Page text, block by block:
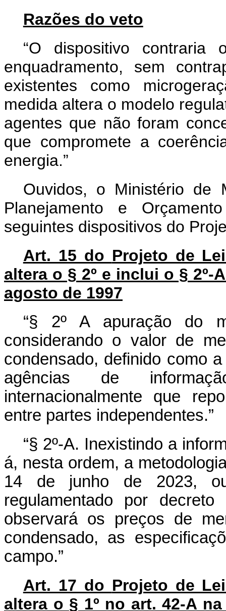
Razões do veto
“O dispositivo
enquadramento, sem
existentes como
medida altera o modelo
agentes que não foram
que compromete a
energia.”
Ouvidos, o Ministério de
Planejamento e
seguintes dispositivos do
Art. 15 do Projeto de
altera o § 2º e inclui o § 2º-
agosto de 1997
“§ 2º A apuração do
considerando o valor de
condensado, definido como
agências de
internacionalmente que
entre partes independentes.”
“§ 2º-A. Inexistindo a
á, nesta ordem, a
14 de junho de 2023,
regulamentado por
observará os preços de
condensado, as
campo.”
Art. 17 do Projeto de
altera o § 1º no art. 42-A